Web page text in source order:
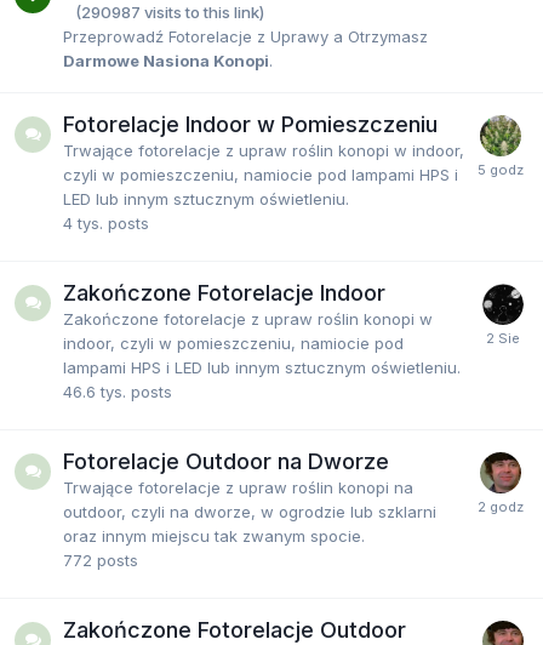
(290987 visits to this link)
Przeprowadź Fotorelacje z Uprawy a Otrzymasz
Darmowe Nasiona Konopi.
Fotorelacje Indoor w Pomieszczeniu
Trwające fotorelacje z upraw roślin konopi w indoor,
czyli w pomieszczeniu, namiocie pod lampami HPS i
LED lub innym sztucznym oświetleniu.
4 tys. posts
Zakończone Fotorelacje Indoor
Zakończone fotorelacje z upraw roślin konopi w
indoor, czyli w pomieszczeniu, namiocie pod
lampami HPS i LED lub innym sztucznym oświetleniu.
46.6 tys. posts
Fotorelacje Outdoor na Dworze
Trwające fotorelacje z upraw roślin konopi na
outdoor, czyli na dworze, w ogrodzie lub szklarni
oraz innym miejscu tak zwanym spocie.
772 posts
Zakończone Fotorelacje Outdoor